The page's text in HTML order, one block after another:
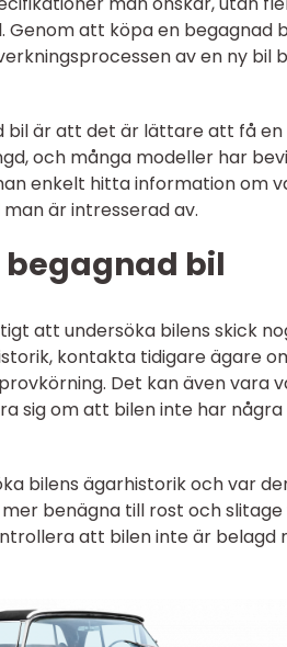
Genom att köpa en begagnad
av en ny bil
bil är att det är lättare att få
och många modeller har
enkelt hitta information om
är intresserad av.
bil
att undersöka bilens skick
kontakta tidigare ägare
Det kan även vara
sig om att bilen inte har några
bilens ägarhistorik och var
benägna till rost och
att bilen inte är belagd